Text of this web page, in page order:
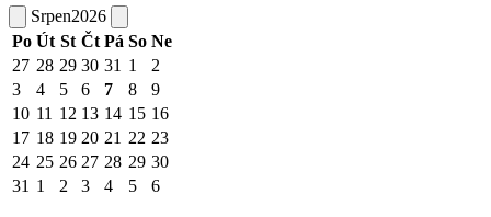
Srpen2026
Po Út St Čt Pá So Ne
27 28 29 30 31 1
2
3
4 5 6 7 8
9
10 11 12 13 14 15 16
17 18 19 20 21 22 23
24 25 26 27 28 29 30
31 1 2 3 4 5 6